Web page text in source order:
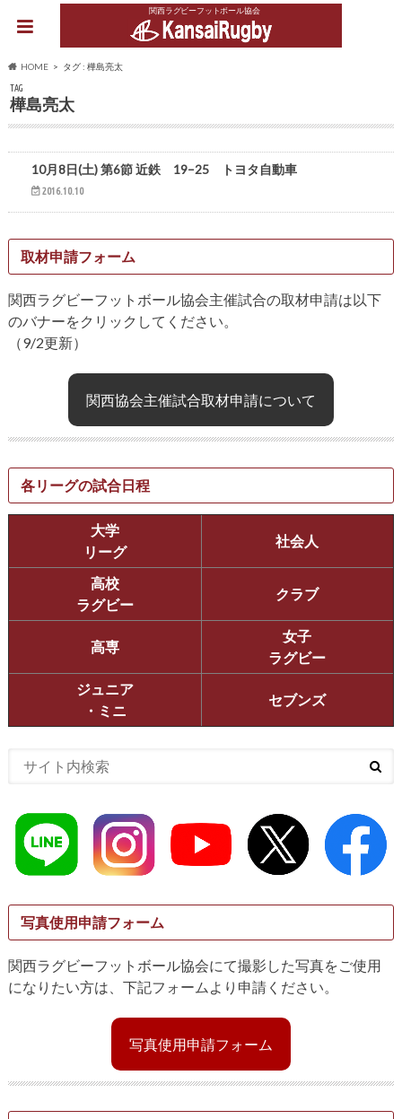
関西ラグビーフットボール協会
HOME タグ : 樺島亮太
TAG
樺島亮太
トップリーグ
10月8日(土) 第6節 近鉄 19–25 トヨタ自動車
2016.10.10
取材申請フォーム
関西ラグビーフットボール協会主催試合の取材申請は以下
のバナーをクリックしてください。
（9/2更新）
関西協会主催試合取材申請について
各リーグの試合日程
大学
リーグ
社会人
高校
ラグビー
クラブ
高専
女子
ラグビー
ジュニア
・ミニ
セブンズ
写真使用申請フォーム
関西ラグビーフットボール協会にて撮影した写真をご使用
になりたい方は、下記フォームより申請ください。
写真使用申請フォーム